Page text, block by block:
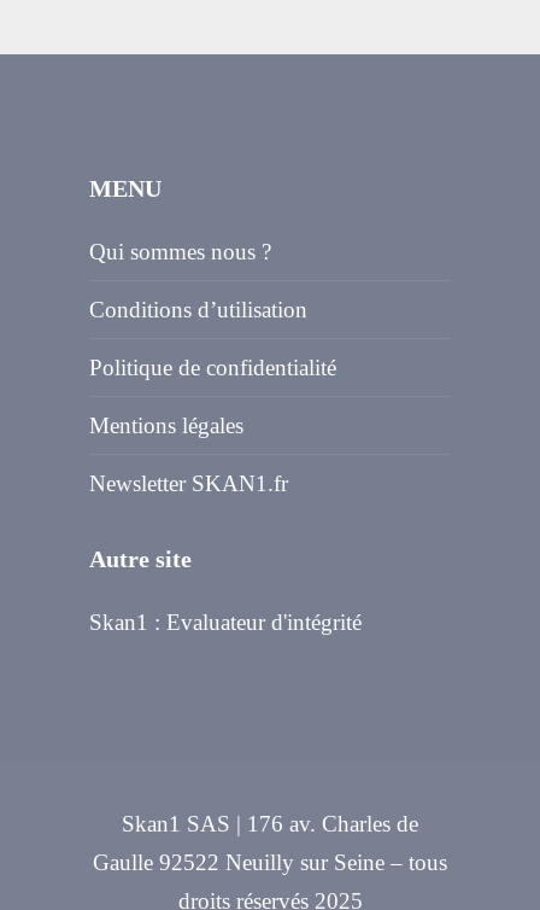
MENU
Qui sommes nous ?
Conditions d’utilisation
Politique de confidentialité
Mentions légales
Newsletter SKAN1.fr
Autre site
Skan1 : Evaluateur d'intégrité
Skan1 SAS | 176 av. Charles de
Gaulle 92522 Neuilly sur Seine – tous
droits réservés 2025